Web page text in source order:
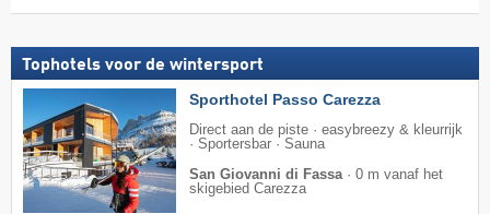
Tophotels voor de wintersport
Sporthotel Passo Carezza
Direct aan de piste · easybreezy & kleurrijk
· Sportersbar · Sauna
San Giovanni di Fassa· 0 m vanaf het
skigebied Carezza